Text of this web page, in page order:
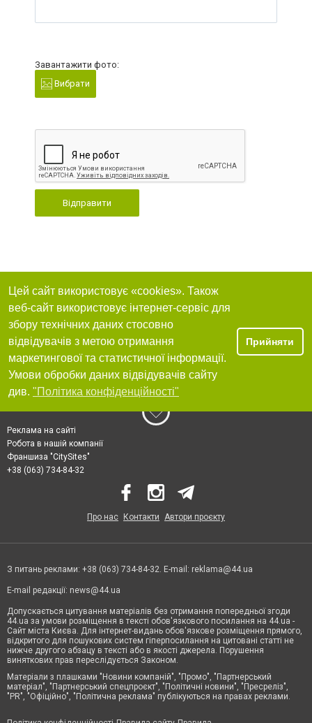
Завантажити фото:
Вибрати
Відправити
Цей сайт використовує «cookies». Також
веб-сайт використовує інтернет-сервіс для
збору технічних даних стосовно
відвідувачів з метою отримання
маркетингової та статистичної інформації.
Умови обробки даних відвідувачів сайту
див. "Політика конфіденційності"
Прийняти
Реклама на сайті
Робота в нашій компанії
Франшиза "CitySites"
+38 (063) 734-84-32
Про нас Контакти Автори проєкту
З питань реклами: +38 (063) 734-84-32. E-mail: reklama@44.ua
E-mail редакції: news@44.ua
Допускається цитування матеріалів без отримання попередньої згоди
44.ua за умови розміщення в тексті обов'язкового посилання на 44.ua -
Сайт міста Києва. Для інтернет-видань обов'язкове розміщення прямого,
відкритого для пошукових систем гіперпосилання на цитовані статті не
нижче другого абзацу в тексті або в якості джерела. Порушення
виняткових прав переслідується Законом.
Матеріали з плашками "Новини компаній", "Промо", "Партнерський
матеріал", "Партнерський спецпроєкт", "Політичні новини", "Пресреліз",
"PR", "Офіційно", "Політична реклама" публікуються на правах реклами.